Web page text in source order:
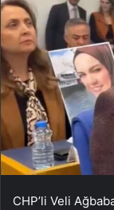
CHP’li Veli